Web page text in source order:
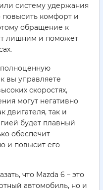
систему удержания
повысить комфорт и
обращение к
лишним и поможет
вы управляете
скоростях,
могут негативно
двигателя, так и
будет плавный
обеспечит
и повысит его
что Mazda 6 – это
автомобиль, но и